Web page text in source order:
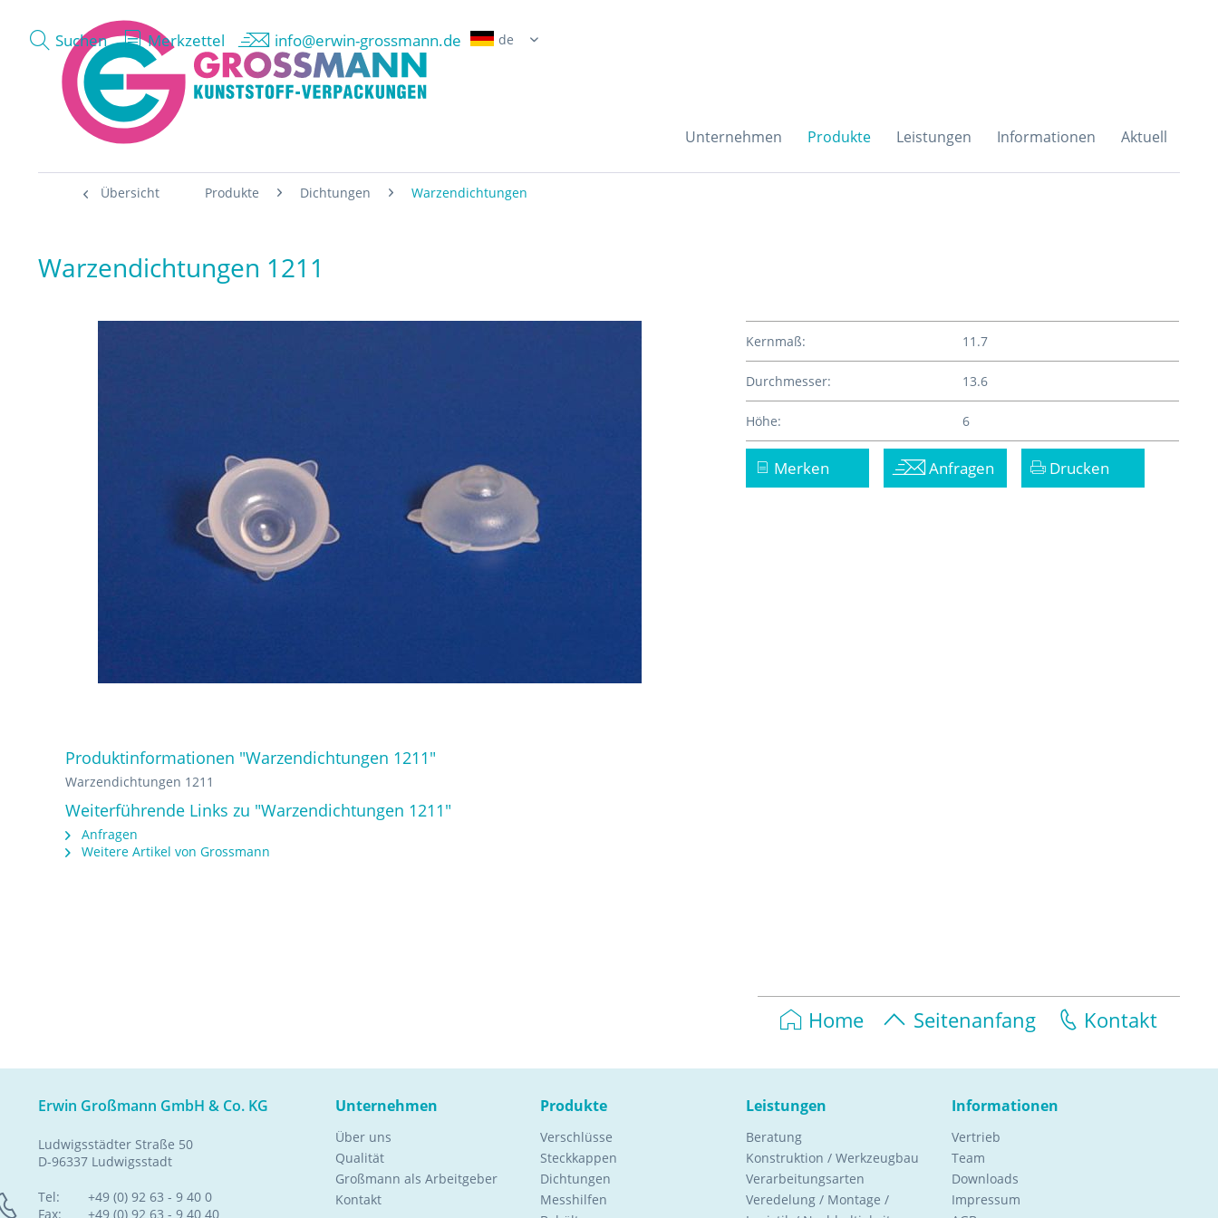
Suchen Merkzettel info@erwin-grossmann.de
Unternehmen Produkte Leistungen Informationen Aktuell
Übersicht Produkte Dichtungen Warzendichtungen
Warzendichtungen 1211
Produktinformationen "Warzendichtungen 1211"
Warzendichtungen 1211
Weiterführende Links zu "Warzendichtungen 1211"
Anfragen
Weitere Artikel von Grossmann
Kernmaß: 11.7
Durchmesser: 13.6
Höhe: 6
Merken Anfragen Drucken
Home Seitenanfang Kontakt
Erwin Großmann GmbH & Co. KG
Ludwigsstädter Straße 50
D-96337 Ludwigsstadt
Tel:
Fax:
+49 (0) 92 63 - 9 40 0
+49 (0) 92 63 - 9 40 40
Unternehmen
Über uns
Qualität
Großmann als Arbeitgeber
Kontakt
Produkte
Verschlüsse
Steckkappen
Dichtungen
Messhilfen
Leistungen
Beratung
Konstruktion / Werkzeugbau
Verarbeitungsarten
Veredelung / Montage /
Informationen
Vertrieb
Team
Downloads
Impressum